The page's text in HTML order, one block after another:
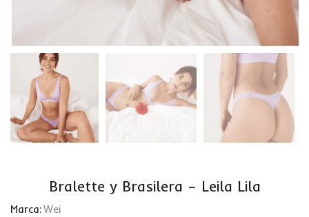
Bralette y Brasilera – Leila Lila
Marca:Wei